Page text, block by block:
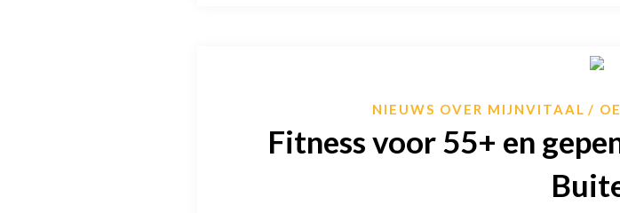
NIEUWS OVER MIJNVITAAL
Fitness voor 55+ en